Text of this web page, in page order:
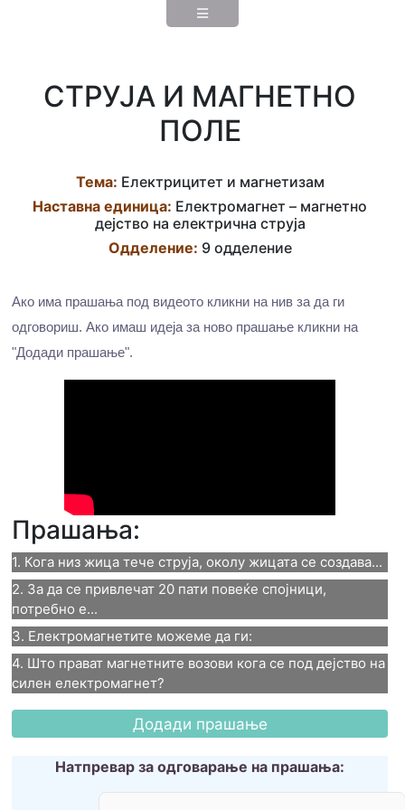
СТРУЈА И МАГНЕТНО
ПОЛЕ
Тема: Електрицитет и магнетизам
Наставна eдиница: Електромагнет – магнетно
дејство на електрична струја
Одделение: 9 одделение
Ако има прашања под видеото кликни на нив за да ги
одговориш. Ако имаш идеја за ново прашање кликни на
"Додади прашање".
Прашања:
1. Кога низ жица тече струја, околу жицата се создава...
1. Кога низ жица тече струја,
околу жицата се создава...
Кружно електрично поле
Кружно магнетно поле
2. За да се привлечат 20 пати повеќе спојници,
потребно е...
2. За да се привлечат 20
пати повеќе спојници,
потребно е...
4 пати повеќе намотки и 5 пати
посилна струја
3. Електромагнетите можеме да ги:
3. Електромагнетите
можеме да ги:
Скршиме и направиме
4. Што прават магнетните возови кога се под дејство на
силен електромагнет?
4. Што прават магнетните
возови кога се под дејство на
Натпревар за одговарање на прашања: